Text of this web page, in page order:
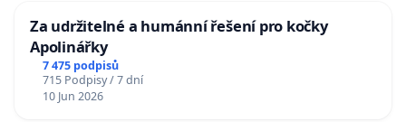
Za udržitelné a humánní řešení pro kočky
Apolinářky
7 475 podpisů
715 Podpisy / 7 dní
10 Jun 2026